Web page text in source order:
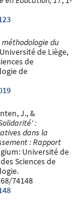
du
de Liège,
de
de
J., &
:
dans la
: Rapport
Université de
Sciences de
74148